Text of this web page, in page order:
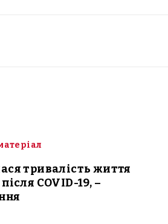
тривалість життя
COVID-19, –